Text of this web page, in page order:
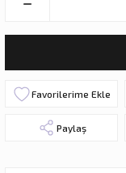
Paylaş